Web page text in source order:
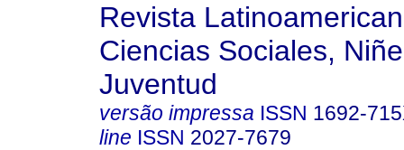
Revista
Ciencias Sociales,
Juventud
versão impressa ISSN 1692-
line ISSN 2027-7679